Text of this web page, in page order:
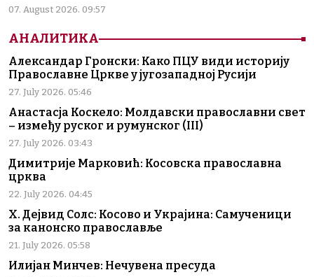
07. August 2026. 09:57
АНАЛИТИКА
Александар Гронски: Како ПЦУ види историју
Православне Цркве у југозападној Русији
27. July 2026. 05:46
Анастасја Коскело: Молдавски православни свет
– између руског и румунског (III)
27. July 2026. 03:43
Димитрије Марковић: Косовска православна
црква
22. July 2026. 04:45
Х. Дејвид Солс: Косово и Украјина: Самученици
за канонско православље
21. July 2026. 05:58
Илијан Минчев: Нечувена пресуда